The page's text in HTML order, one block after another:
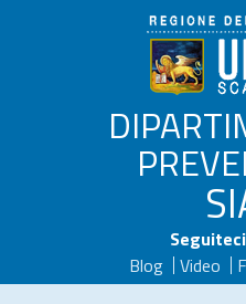
Blog
Video